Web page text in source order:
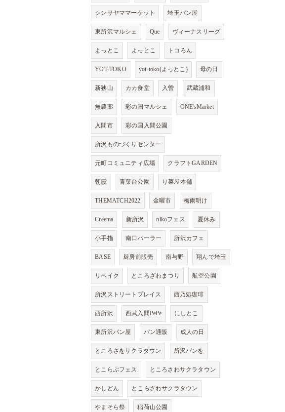
シンサヤママーケット 埼玉パン屋
東所沢マルシェ Que ヴィーナスリーグ
よっとこ よっとこ トコろん
YOT-TOKO yot-toko(よっとこ) 母の日
新狭山 カカ食堂 入曽 武蔵浦和
無農薬 彩の国マルシェ ONE'sMarket
入間市 彩の国入間公園
所沢ものづくりセンター
元町コミュニティ広場 クラフトGARDEN
朝霞 青葉台公園 り菜屋本舗
THEMATCH2022 金曜市 梅雨明け
Creema 新所沢 nikoフェス 夏休み
小手指 南口パーラー 所沢カフェ
BASE 厨房前販売 南与野 翔んで埼玉
リベイク ところざわまつり 航空公園
所沢ストリートプレイス 西乃処珈琲
西所沢 西武入間PePe にしとこ
東所沢パン屋 パン通販 成人の日
ところさをサクラタウン 所沢パンを
とこらぶフェス ところさわサクラタウン
かしどん とこらざわサクラタウン
やまそら祭 稲荷山公園